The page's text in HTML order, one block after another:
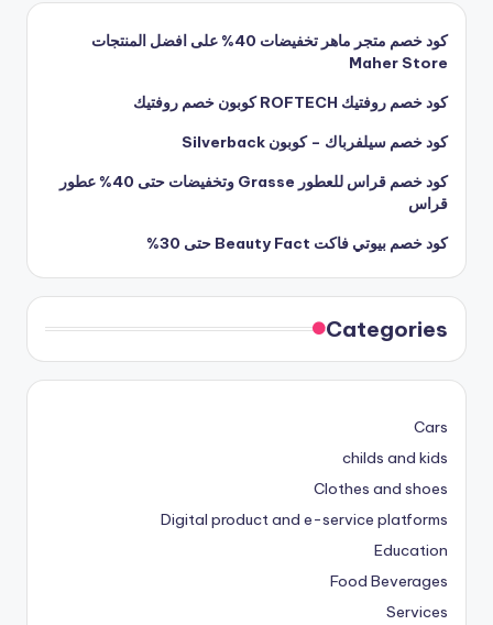
كود خصم متجر ماهر تخفيضات 40% على افضل المنتجات
Maher Store
كود خصم روفتيك ROFTECH كوبون خصم روفتيك
كود خصم سيلفرباك – كوبون Silverback
كود خصم قراس للعطور Grasse وتخفيضات حتى 40% عطور
قراس
كود خصم بيوتي فاكت Beauty Fact حتى 30%
Categories
Cars
childs and kids
Clothes and shoes
Digital product and e-service platforms
Education
Food Beverages
Services